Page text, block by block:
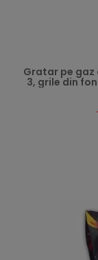
Gratar pe gaz
3, grile din